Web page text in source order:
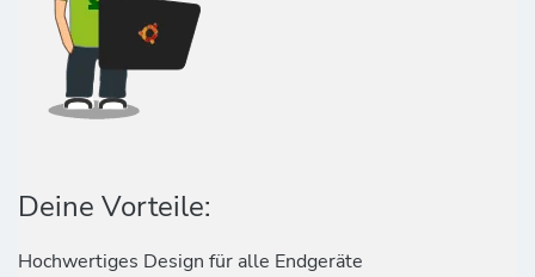
Deine Vorteile:
Hochwertiges Design für alle Endgeräte